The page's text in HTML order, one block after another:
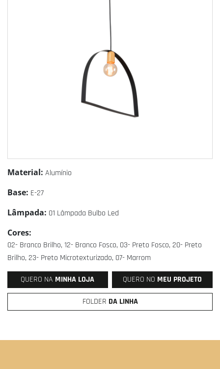
Material: Alumínio
Base: E-27
Lâmpada: 01 Lâmpada Bulbo Led
Cores:
02- Branco Brilho, 12- Branco Fosco, 03- Preto Fosco, 20- Preto
Brilho, 23- Preto Microtexturizado, 07- Marrom
QUERO NA MINHA LOJA QUERO NO MEU PROJETO
FOLDER DA LINHA